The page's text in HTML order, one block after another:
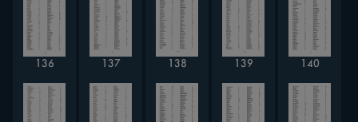
136 137 138 139 140